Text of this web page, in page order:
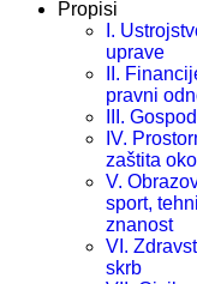
Propisi
I.
uprave
II.
pravni
III.
IV.
zaštita
V.
sport,
znanost
VI.
skrb